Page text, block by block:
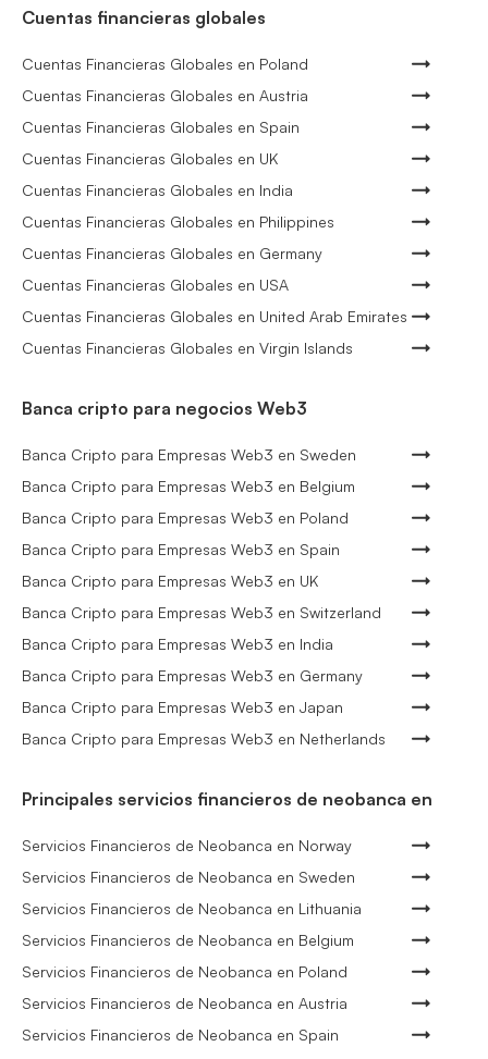
Cuentas financieras globales
Cuentas Financieras Globales en Poland
Cuentas Financieras Globales en Austria
Cuentas Financieras Globales en Spain
Cuentas Financieras Globales en UK
Cuentas Financieras Globales en India
Cuentas Financieras Globales en Philippines
Cuentas Financieras Globales en Germany
Cuentas Financieras Globales en USA
Cuentas Financieras Globales en United Arab Emirates
Cuentas Financieras Globales en Virgin Islands
Banca cripto para negocios Web3
Banca Cripto para Empresas Web3 en Sweden
Banca Cripto para Empresas Web3 en Belgium
Banca Cripto para Empresas Web3 en Poland
Banca Cripto para Empresas Web3 en Spain
Banca Cripto para Empresas Web3 en UK
Banca Cripto para Empresas Web3 en Switzerland
Banca Cripto para Empresas Web3 en India
Banca Cripto para Empresas Web3 en Germany
Banca Cripto para Empresas Web3 en Japan
Banca Cripto para Empresas Web3 en Netherlands
Principales servicios financieros de neobanca en
Servicios Financieros de Neobanca en Norway
Servicios Financieros de Neobanca en Sweden
Servicios Financieros de Neobanca en Lithuania
Servicios Financieros de Neobanca en Belgium
Servicios Financieros de Neobanca en Poland
Servicios Financieros de Neobanca en Austria
Servicios Financieros de Neobanca en Spain